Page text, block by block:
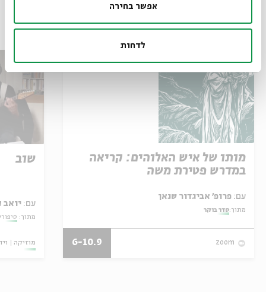
אפשר בחירה
לדחות
עוד בבית אבי חי
מותו של איש האלוהים: קריאה
במדרש פטירת משה
עם:
מתוך:סדר בוקר
zoom
6-10.9
שוב
עם: יואב
מתוך:
מוזיקה